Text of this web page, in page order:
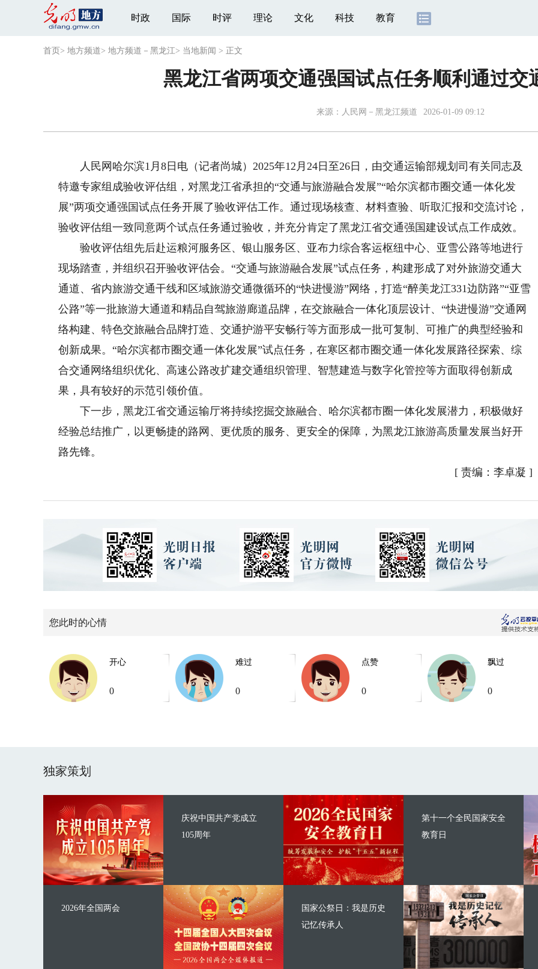
时政 国际 时评 理论 文化 科技 教育
首页 > 地方频道> 地方频道－黑龙江> 当地新闻 > 正文
黑龙江省两项交通强国试点任务顺利通过交
来源： 人民网－黑龙江频道 2026-01-09 09:12
人民网哈尔滨1月8日电（记者尚城）2025年12月24日至26日，由交通运输部规划司有关同志及
特邀专家组成验收评估组，对黑龙江省承担的“交通与旅游融合发展”“哈尔滨都市圈交通一体化发
展”两项交通强国试点任务开展了验收评估工作。通过现场核查、材料查验、听取汇报和交流讨论，
验收评估组一致同意两个试点任务通过验收，并充分肯定了黑龙江省交通强国建设试点工作成效。
验收评估组先后赴运粮河服务区、银山服务区、亚布力综合客运枢纽中心、亚雪公路等地进行
现场踏查，并组织召开验收评估会。“交通与旅游融合发展”试点任务，构建形成了对外旅游交通大
通道、省内旅游交通干线和区域旅游交通微循环的“快进慢游”网络，打造“醉美龙江331边防路”“亚雪
公路”等一批旅游大通道和精品自驾旅游廊道品牌，在交旅融合一体化顶层设计、“快进慢游”交通网
络构建、特色交旅融合品牌打造、交通护游平安畅行等方面形成一批可复制、可推广的典型经验和
创新成果。“哈尔滨都市圈交通一体化发展”试点任务，在寒区都市圈交通一体化发展路径探索、综
合交通网络组织优化、高速公路改扩建交通组织管理、智慧建造与数字化管控等方面取得创新成
果，具有较好的示范引领价值。
下一步，黑龙江省交通运输厅将持续挖掘交旅融合、哈尔滨都市圈一体化发展潜力，积极做好
经验总结推广，以更畅捷的路网、更优质的服务、更安全的保障，为黑龙江旅游高质量发展当好开
路先锋。
[ 责编：李卓凝 ]
您此时的心情
开心
0
难过
0
点赞
0
飘过
0
独家策划
庆祝中国共产党成立
105周年
2026年全国两会
第十一个全民国家安全
教育日
国家公祭日：我是历史
记忆传承人